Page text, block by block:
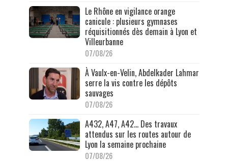
Le Rhône en vigilance orange
canicule : plusieurs gymnases
réquisitionnés dès demain à Lyon et
Villeurbanne
07/08/26
À Vaulx-en-Velin, Abdelkader Lahmar
serre la vis contre les dépôts
sauvages
07/08/26
A432, A47, A42… Des travaux
attendus sur les routes autour de
Lyon la semaine prochaine
07/08/26